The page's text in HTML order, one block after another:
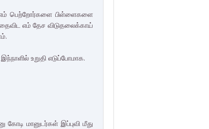
எம் பெற்றோர்களை பிள்ளைகளை
எம் தேச விடுதலைக்காய்
உறுதி எடுப்போமாக.
மானுடர்கள் இப்புவி மீது